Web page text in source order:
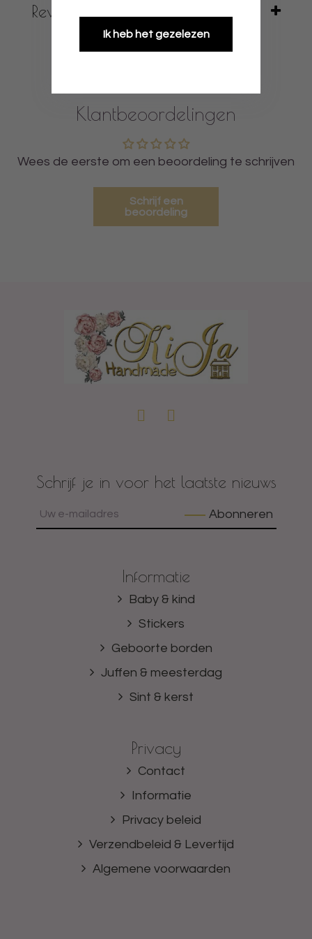
Reviews
Klantbeoordelingen
Wees de eerste om een beoordeling te schrijven
Schrijf een
beoordeling
Schrijf je in voor het laatste nieuws
Abonneren
Informatie
Baby & kind
Stickers
Geboorte borden
Juffen & meesterdag
Sint & kerst
Privacy
Contact
Informatie
Privacy beleid
Verzendbeleid & Levertijd
Algemene voorwaarden
Ik heb het gezelezen